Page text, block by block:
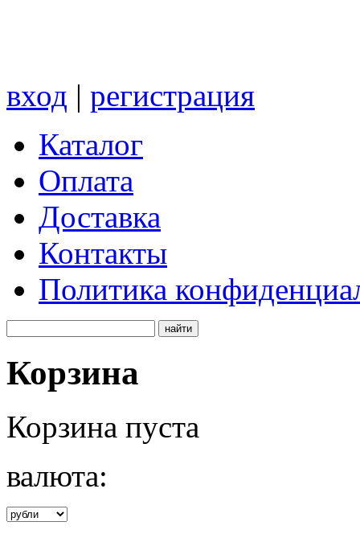
вход | регистрация
Каталог
Оплата
Доставка
Контакты
Политика
Корзина
Корзина пуста
валюта: